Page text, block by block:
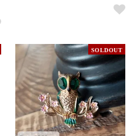
SOLDOUT